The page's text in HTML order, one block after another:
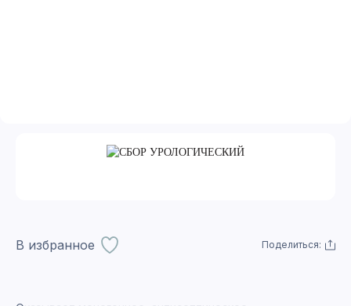
В избранное Поделиться: